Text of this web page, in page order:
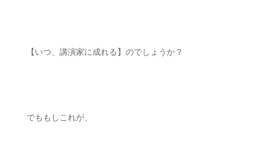
【いつ、講演家に成れる】のでしょうか？
でももしこれが、